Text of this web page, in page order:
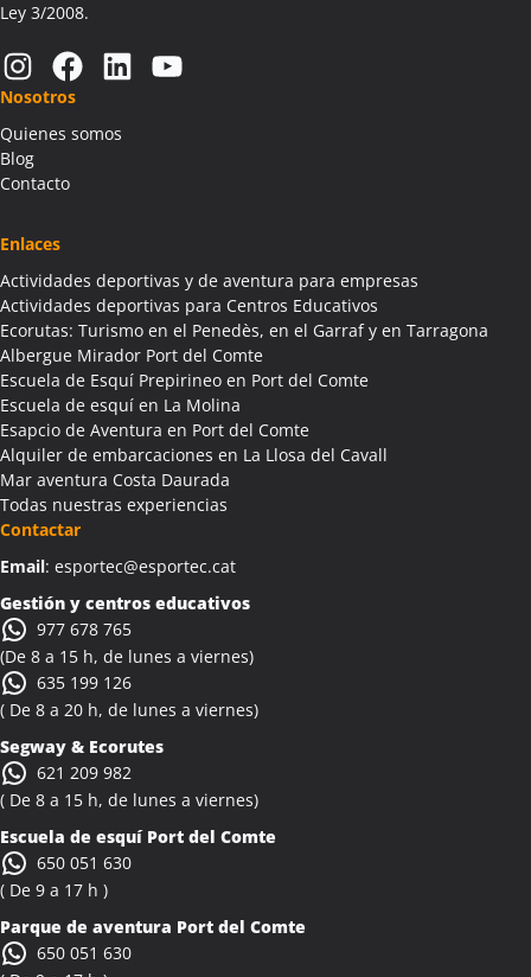
Ley 3/2008.
Instagram Facebook LinkedIn YouTube
Nosotros
Quienes somos
Blog
Contacto
Enlaces
Actividades deportivas y de aventura para empresas
Actividades deportivas para Centros Educativos
Ecorutas: Turismo en el Penedès, en el Garraf y en Tarragona
Albergue Mirador Port del Comte
Escuela de Esquí Prepirineo en Port del Comte
Escuela de esquí en La Molina
Esapcio de Aventura en Port del Comte
Alquiler de embarcaciones en La Llosa del Cavall
Mar aventura Costa Daurada
Todas nuestras experiencias
Contactar
Email: esportec@esportec.cat
Gestión y centros educativos
977 678 765
(De 8 a 15 h, de lunes a viernes)
635 199 126
( De 8 a 20 h, de lunes a viernes)
Segway & Ecorutes
621 209 982
( De 8 a 15 h, de lunes a viernes)
Escuela de esquí Port del Comte
650 051 630
( De 9 a 17 h )
Parque de aventura Port del Comte
650 051 630